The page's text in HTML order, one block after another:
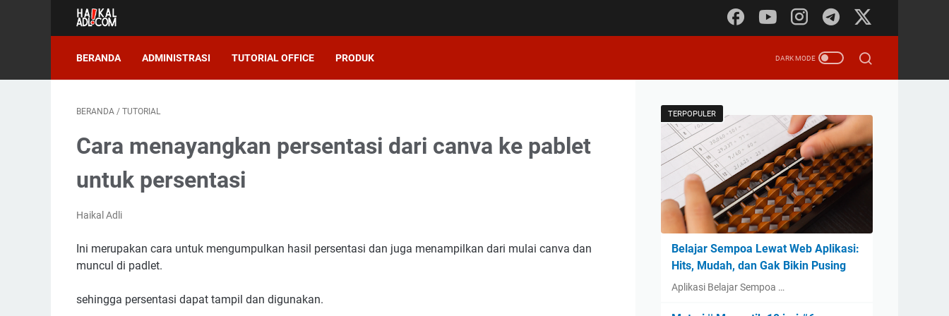
BERANDA ADMINISTRASI TUTORIAL OFFICE PRODUK
BERANDA / TUTORIAL
Cara menayangkan persentasi dari canva ke pablet
untuk persentasi
Haikal Adli
Ini merupakan cara untuk mengumpulkan hasil persentasi dan juga menampilkan dari mulai canva dan
muncul di padlet.
sehingga persentasi dapat tampil dan digunakan.
TERPOPULER
Belajar Sempoa Lewat Web Aplikasi:
Hits, Mudah, dan Gak Bikin Pusing
Aplikasi Belajar Sempoa …